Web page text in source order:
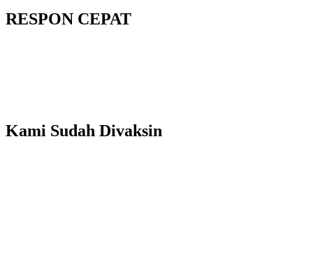
RESPON CEPAT
Kami Sudah Divaksin